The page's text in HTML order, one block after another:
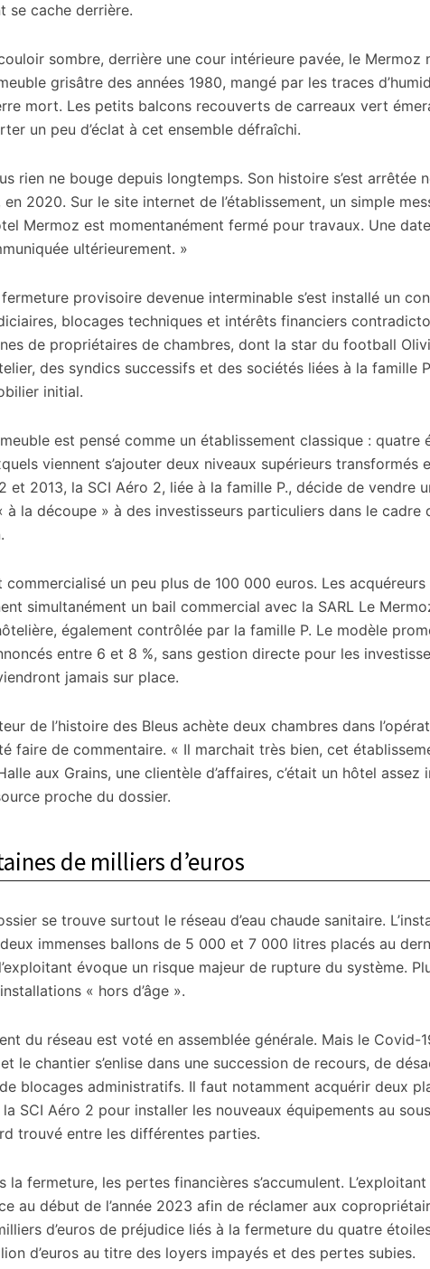
se cache derrière.
sombre, derrière une cour intérieure pavée, le Mermoz
grisâtre des années 1980, mangé par les traces
mort. Les petits balcons recouverts de carreaux vert
un peu d’éclat à cet ensemble défraîchi.
rien ne bouge depuis longtemps. Son histoire s’est arrêtée
2020. Sur le site internet de l’établissement, un simple
Mermoz est momentanément fermé pour travaux. Une
ultérieurement. »
provisoire devenue interminable s’est installé un
blocages techniques et intérêts financiers
de propriétaires de chambres, dont la star du football
des syndics successifs et des sociétés liées à la famille
initial.
est pensé comme un établissement classique : quatre
viennent s’ajouter deux niveaux supérieurs transformés
et 2013, la SCI Aéro 2, liée à la famille P., décide de vendre
à la découpe » à des investisseurs particuliers dans le cadre
commercialisé un peu plus de 100 000 euros. Les
simultanément un bail commercial avec la SARL Le
également contrôlée par la famille P. Le modèle
entre 6 et 8 %, sans gestion directe pour les
jamais sur place.
de l’histoire des Bleus achète deux chambres dans
faire de commentaire. « Il marchait très bien, cet
aux Grains, une clientèle d’affaires, c’était un hôtel assez
proche du dossier.
de milliers d’euros
se trouve surtout le réseau d’eau chaude sanitaire.
immenses ballons de 5 000 et 7 000 litres placés au
évoque un risque majeur de rupture du système.
« hors d’âge ».
du réseau est voté en assemblée générale. Mais le Covid-
le chantier s’enlise dans une succession de recours, de
blocages administratifs. Il faut notamment acquérir deux
SCI Aéro 2 pour installer les nouveaux équipements au
trouvé entre les différentes parties.
la fermeture, les pertes financières s’accumulent.
au début de l’année 2023 afin de réclamer aux
d’euros de préjudice liés à la fermeture du quatre
d’euros au titre des loyers impayés et des pertes subies.